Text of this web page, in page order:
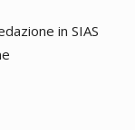
in SIAS